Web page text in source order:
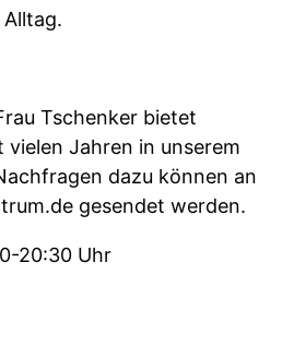
Tschenker bietet
vielen Jahren in unserem
dazu können an
gesendet werden.
20:30 Uhr